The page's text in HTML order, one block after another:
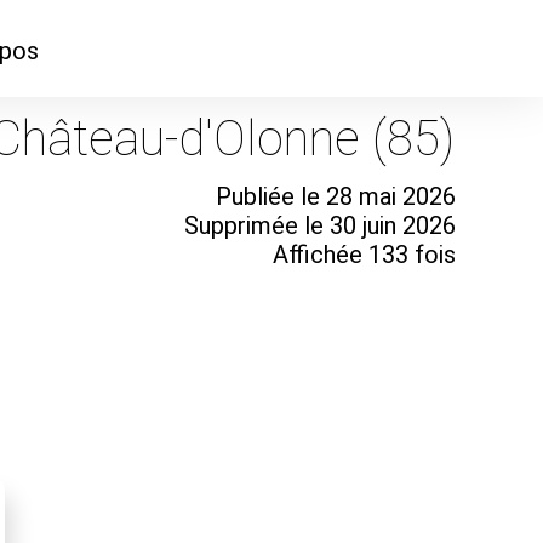
d'Olonne (85)
Publiée le 28 mai 2026
Supprimée le 30 juin 2026
Affichée 133 fois